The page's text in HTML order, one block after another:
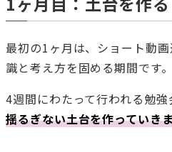
最初の1ヶ月は、ショート動
識と考え方を固める期間です。
4週間にわたって行われる勉強
揺るぎない土台を作っていき